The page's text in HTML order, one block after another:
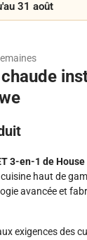
31 août
3-en-1 de
haut de
avancée et
exigences des